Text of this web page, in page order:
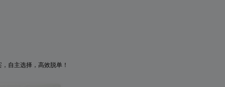
自主选择，高效脱单！